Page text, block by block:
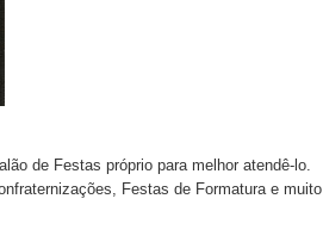
de Festas próprio para melhor atendê-lo.
Festas de Formatura e muito